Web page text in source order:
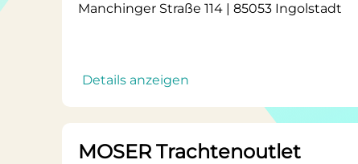
Manchinger Straße 114 | 85053 Ingolstadt
Details anzeigen
MOSER Trachtenoutlet